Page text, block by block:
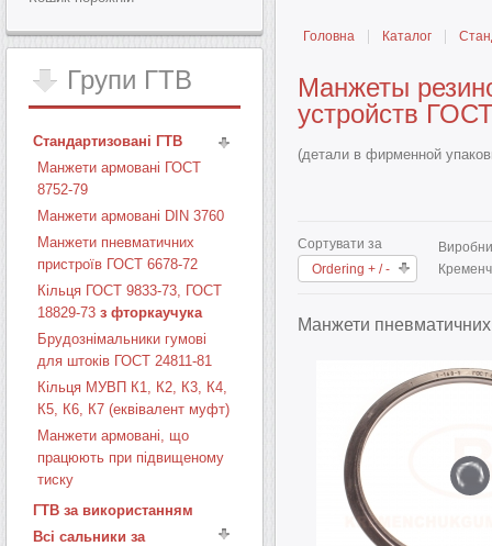
Головна Каталог
Манжеты
устройств
(детали в фирменной
Сортувати за
Ordering + / -
Манжети
Групи ГТВ
Стандартизовані ГТВ
Манжети армовані ГОСТ
8752-79
Манжети армовані DIN 3760
Манжети пневматичних
пристроїв ГОСТ 6678-72
Кільця ГОСТ 9833-73, ГОСТ
18829-73 з фторкаучука
Брудознімальники гумові
для штоків ГОСТ 24811-81
Кільця МУВП К1, К2, К3, К4,
К5, К6, К7 (еквівалент муфт)
Манжети армовані, що
працюють при підвищеному
тиску
ГТВ за використанням
Всі сальники за